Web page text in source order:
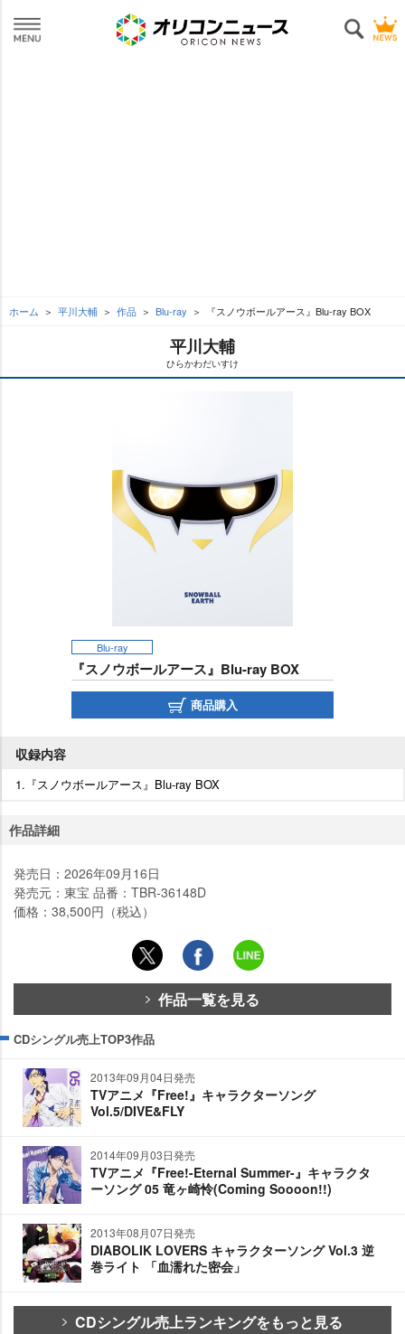
ホーム 平川大輔 作品 Blu-ray 『スノウボールアース』Blu-ray BOX
平川大輔
ひらかわだいすけ
Blu-ray
『スノウボールアース』Blu-ray BOX
商品購入
収録内容
1.『スノウボールアース』Blu-ray BOX
作品詳細
発売日：2026年09月16日
発売元：東宝 品番：TBR-36148D
価格：38,500円（税込）
作品一覧を見る
CDシングル売上TOP3作品
2013年09月04日発売
TVアニメ『Free!』キャラクターソング
Vol.5/DIVE&FLY
2014年09月03日発売
TVアニメ『Free!-Eternal Summer-』キャラクタ
ーソング 05 竜ヶ崎怜(Coming Soooon!!)
2013年08月07日発売
DIABOLIK LOVERS キャラクターソング Vol.3 逆
巻ライト 「血濡れた密会」
CDシングル売上ランキングをもっと見る